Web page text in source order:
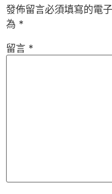
發佈留言必須填寫的電
為 *
留言 *